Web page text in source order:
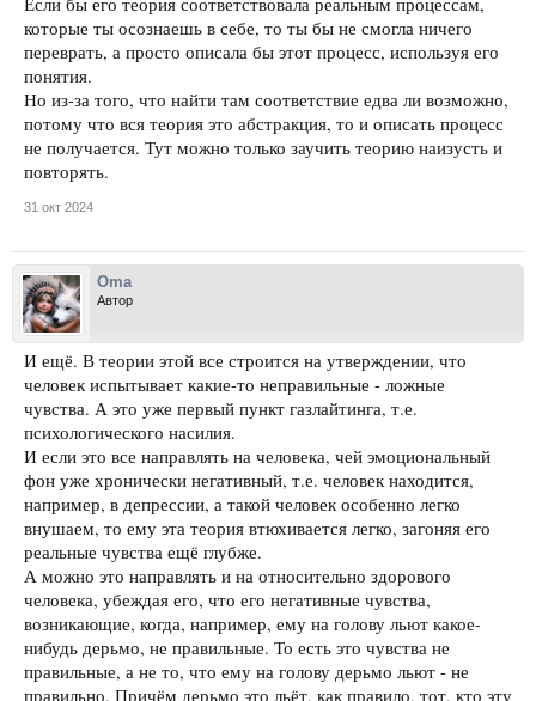
которые ты осознаешь в себе, то ты бы не смогла ничего
переврать, а просто описала бы этот процесс, используя его
понятия.
Но из-за того, что найти там соответствие едва ли возможно,
потому что вся теория это абстракция, то и описать процесс
не получается. Тут можно только заучить теорию наизусть и
повторять.
31 окт 2024
Oma
Автор
И ещё. В теории этой все строится на утверждении, что
человек испытывает какие-то неправильные - ложные
чувства. А это уже первый пункт газлайтинга, т.е.
психологического насилия.
И если это все направлять на человека, чей эмоциональный
фон уже хронически негативный, т.е. человек находится,
например, в депрессии, а такой человек особенно легко
внушаем, то ему эта теория втюхивается легко, загоняя его
реальные чувства ещё глубже.
А можно это направлять и на относительно здорового
человека, убеждая его, что его негативные чувства,
возникающие, когда, например, ему на голову льют какое-
нибудь дерьмо, не правильные. То есть это чувства не
правильные, а не то, что ему на голову дерьмо льют - не
правильно. Причём дерьмо это льёт, как правило, тот, кто эту